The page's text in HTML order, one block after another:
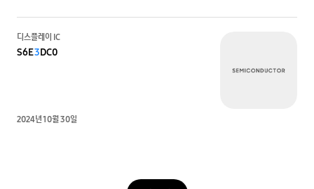
디스플레이 IC
S6E3DC0
2024년 10월 30일